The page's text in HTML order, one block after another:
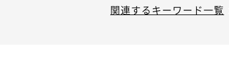
関連するキーワード一覧